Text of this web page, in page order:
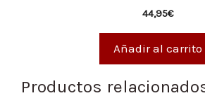
44,95€
Añadir al carrito
Productos